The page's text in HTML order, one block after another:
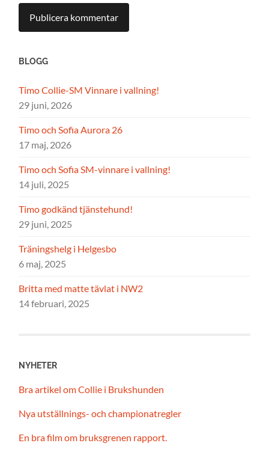
BLOGG
Timo Collie-SM Vinnare i vallning!
29 juni, 2026
Timo och Sofia Aurora 26
17 maj, 2026
Timo och Sofia SM-vinnare i vallning!
14 juli, 2025
Timo godkänd tjänstehund!
29 juni, 2025
Träningshelg i Helgesbo
6 maj, 2025
Britta med matte tävlat i NW2
14 februari, 2025
NYHETER
Bra artikel om Collie i Brukshunden
Nya utställnings- och championatregler
En bra film om bruksgrenen rapport.